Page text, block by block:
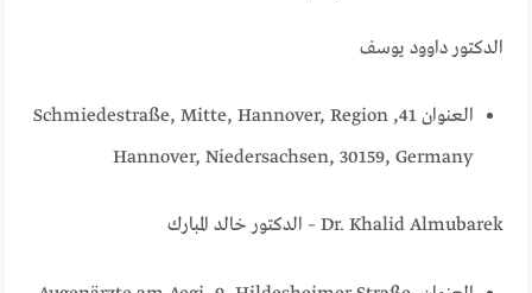
الدكتور داوود يوسف
العنوان 41, Schmiedestraße, Mitte, Hannover, Region
Hannover, Niedersachsen, 30159, Germany
Dr. Khalid Almubarek – الدكتور خالد المبارك